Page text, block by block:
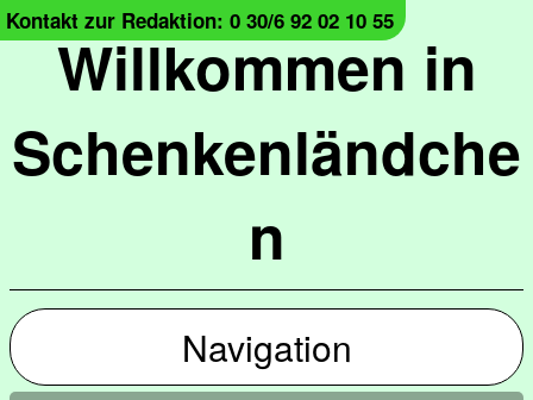
Willkommen in
Schenkenländche
n
Kontakt zur Redaktion: 0 30/6 92 02 10 55
Navigation